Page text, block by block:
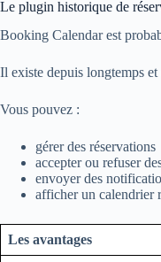
Le plugin historique de
Booking Calendar est
Il existe depuis longtemps et
Vous pouvez :
gérer des réservations
accepter ou refuser
envoyer des
afficher un calendrier
Les avantages